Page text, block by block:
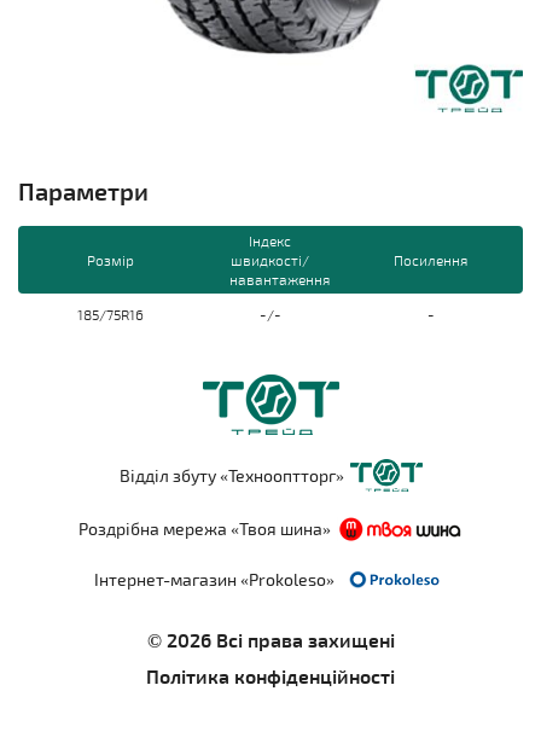
Параметри
Розмір
Індекс
швидкості/
навантаження
Посилення
185/75R16 -/- -
Відділ збуту «Технооптторг»
Роздрібна мережа «Твоя шина»
Інтернет-магазин «Prokoleso»
© 2026 Всі права захищені
Політика конфіденційності